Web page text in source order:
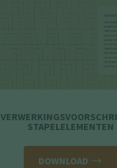
STAPELELEMENTEN
DOWNLOAD